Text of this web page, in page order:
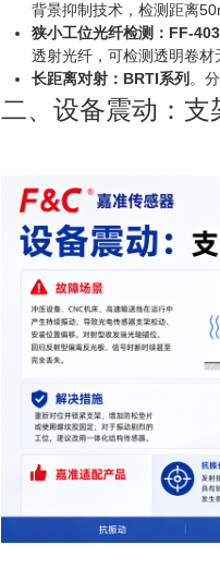
背景抑制技术，检测距离
狭小工位光纤检测：FF-
透射光纤，可检测透明卷材
长距离对射：BRTI系列 。
二、设备震动：支